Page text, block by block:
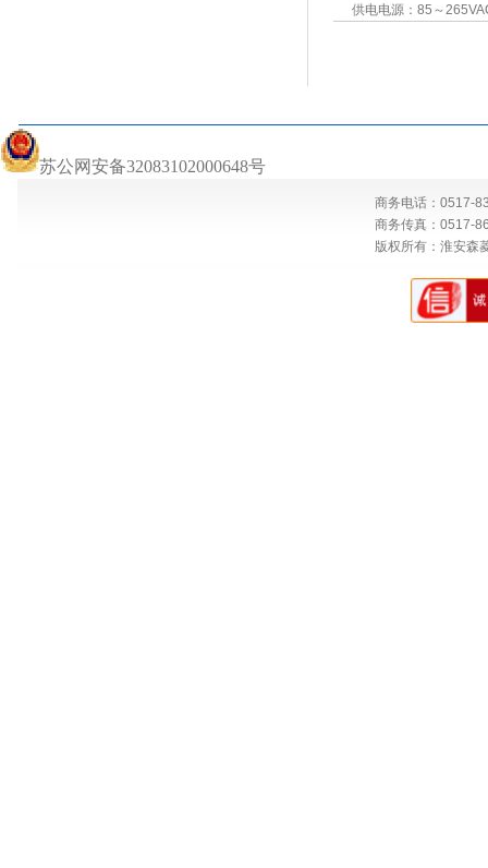
供电电源： 85～
苏公网安备32083102000648号
商务电话：0517-
商务传真：0517-
版权所有：淮安森